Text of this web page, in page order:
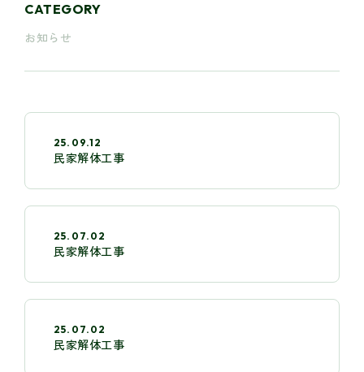
CATEGORY
お知らせ
25.09.12
民家解体工事
25.07.02
民家解体工事
25.07.02
民家解体工事